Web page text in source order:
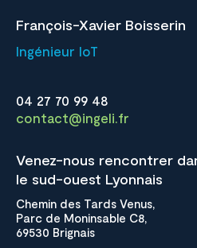
François-Xavier Boisserin
Ingénieur IoT
04 27 70 99 48
contact@ingeli.fr
Venez-nous rencontrer
le sud-ouest Lyonnais
Chemin des Tards Venus,
Parc de Moninsable C8,
69530 Brignais